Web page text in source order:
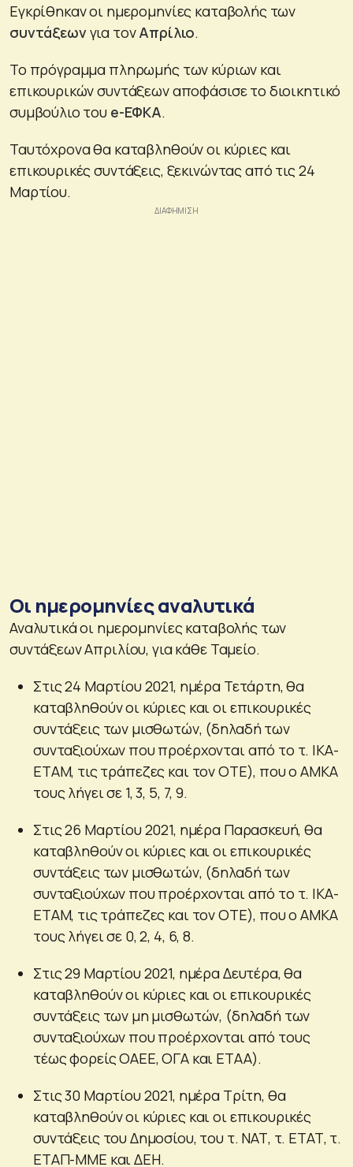
Εγκρίθηκαν οι ημερομηνίες καταβολής των
συντάξεωνγια τονΑπρίλιο.
Το πρόγραμμα πληρωμής των κύριων και
επικουρικών συντάξεων αποφάσισε το διοικητικό
συμβούλιο του e-ΕΦΚΑ.
Ταυτόχρονα θα καταβληθούν οι κύριες και
επικουρικές συντάξεις, ξεκινώντας από τις 24
Μαρτίου.
Οι ημερομηνίες αναλυτικά
Αναλυτικά οι ημερομηνίες καταβολής των
συντάξεων Απριλίου, για κάθε Ταμείο.
Στις 24 Μαρτίου 2021, ημέρα Τετάρτη, θα
καταβληθούν οι κύριες και οι επικουρικές
συντάξεις των μισθωτών, (δηλαδή των
συνταξιούχων που προέρχονται από το τ. ΙΚΑ-
ΕΤΑΜ, τις τράπεζες και τον ΟΤΕ), που ο ΑΜΚΑ
τους λήγει σε 1, 3, 5, 7, 9.
Στις 26 Μαρτίου 2021, ημέρα Παρασκευή, θα
καταβληθούν οι κύριες και οι επικουρικές
συντάξεις των μισθωτών, (δηλαδή των
συνταξιούχων που προέρχονται από το τ. ΙΚΑ-
ΕΤΑΜ, τις τράπεζες και τον ΟΤΕ), που ο ΑΜΚΑ
τους λήγει σε 0, 2, 4, 6, 8.
Στις 29 Μαρτίου 2021, ημέρα Δευτέρα, θα
καταβληθούν οι κύριες και οι επικουρικές
συντάξεις των μη μισθωτών, (δηλαδή των
συνταξιούχων που προέρχονται από τους
τέως φορείς ΟΑΕΕ, ΟΓΑ και ΕΤΑΑ).
Στις 30 Μαρτίου 2021, ημέρα Τρίτη, θα
καταβληθούν οι κύριες και οι επικουρικές
συντάξεις του Δημοσίου, του τ. ΝΑΤ, τ. ΕΤΑΤ, τ.
ΕΤΑΠ-ΜΜΕ και ΔΕΗ.